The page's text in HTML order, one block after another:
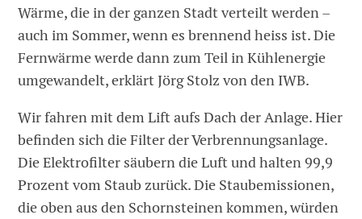
Wärme, die in der ganzen Stadt verteilt werden –
auch im Sommer, wenn es brennend heiss ist. Die
Fernwärme werde dann zum Teil in Kühlenergie
umgewandelt, erklärt Jörg Stolz von den IWB.
Wir fahren mit dem Lift aufs Dach der Anlage. Hier
befinden sich die Filter der Verbrennungsanlage.
Die Elektrofilter säubern die Luft und halten 99,9
Prozent vom Staub zurück. Die Staubemissionen,
die oben aus den Schornsteinen kommen, würden